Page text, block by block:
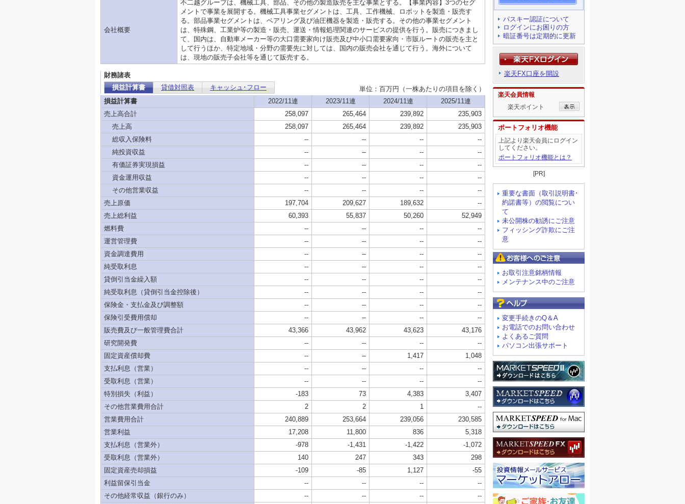
パスキー認証について
ログインにお困りの方
暗証番号は定期的に更新
楽天FX口座を開設
楽天会員情報
楽天ポイント
ポートフォリオ機能
上記より楽天会員にログイン
してください。
ポートフォリオ機能とは？
[PR]
重要な書面（取引説明書･
約諾書等）の閲覧につい
て
未公開株の勧誘にご注意
フィッシング詐欺にご注
意
お取引注意銘柄情報
メンテナンス中のご注意
変更手続きのQ＆A
お電話でのお問い合わせ
よくあるご質問
パソコン出張サポート